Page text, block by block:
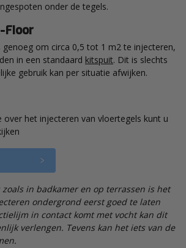
onder de tegels.
Floor
genoeg om circa 0,5 tot 1 m2 te injecteren,
in een standaard kitspuit. Dit is slechts
gebruik kan per situatie afwijken.
het injecteren van vloertegels kunt u
in badkamer en op terrassen is het
ondergrond eerst goed te laten
in contact komt met vocht kan dit
verlengen. Tevens kan het iets van de